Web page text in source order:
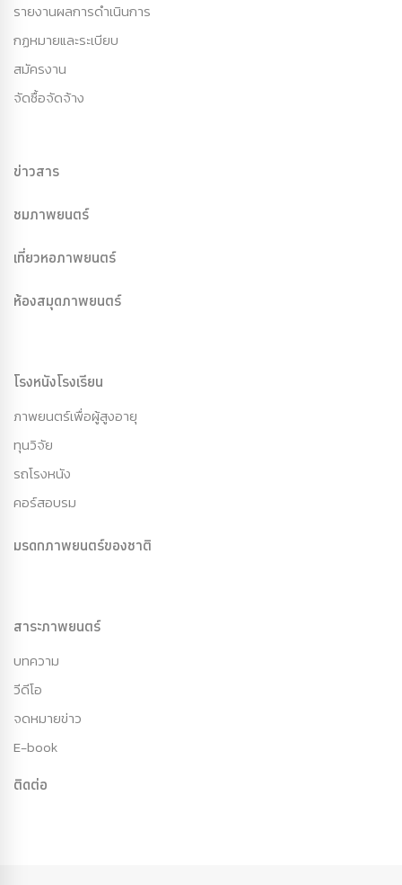
รายงานผลการดำเนินการ
กฏหมายและระเบียบ
สมัครงาน
จัดซื้อจัดจ้าง
ข่าวสาร
ชมภาพยนตร์
เที่ยวหอภาพยนตร์
ห้องสมุดภาพยนตร์
โรงหนังโรงเรียน
ภาพยนตร์เพื่อผู้สูงอายุ
ทุนวิจัย
รถโรงหนัง
คอร์สอบรม
มรดกภาพยนตร์ของชาติ
สาระภาพยนตร์
บทความ
วีดีโอ
จดหมายข่าว
E-book
ติดต่อ